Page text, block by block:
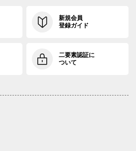
新規会員
登録ガイド
二要素認証に
ついて